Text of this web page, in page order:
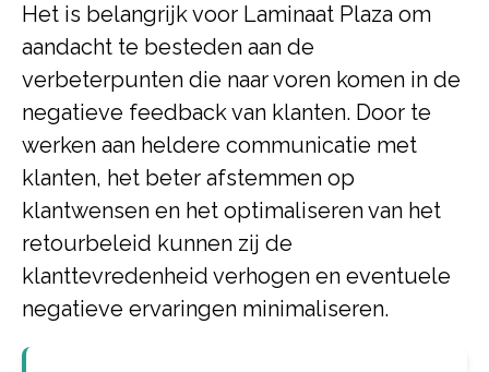
Het is belangrijk voor Laminaat Plaza om
aandacht te besteden aan de
verbeterpunten die naar voren komen in de
negatieve feedback van klanten. Door te
werken aan heldere communicatie met
klanten, het beter afstemmen op
klantwensen en het optimaliseren van het
retourbeleid kunnen zij de
klanttevredenheid verhogen en eventuele
negatieve ervaringen minimaliseren.